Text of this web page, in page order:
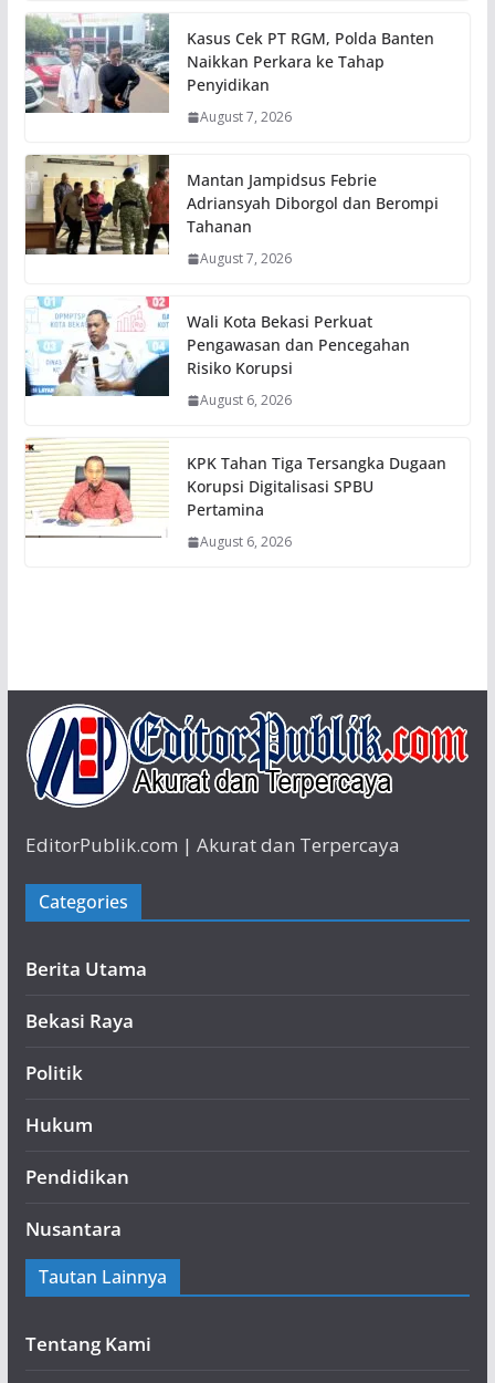
Kasus Cek PT RGM, Polda Banten
Naikkan Perkara ke Tahap
Penyidikan
August 7, 2026
Mantan Jampidsus Febrie
Adriansyah Diborgol dan Berompi
Tahanan
August 7, 2026
Wali Kota Bekasi Perkuat
Pengawasan dan Pencegahan
Risiko Korupsi
August 6, 2026
KPK Tahan Tiga Tersangka Dugaan
Korupsi Digitalisasi SPBU
Pertamina
August 6, 2026
EditorPublik.com | Akurat dan Terpercaya
Categories
Berita Utama
Bekasi Raya
Politik
Hukum
Pendidikan
Nusantara
Tautan Lainnya
Tentang Kami